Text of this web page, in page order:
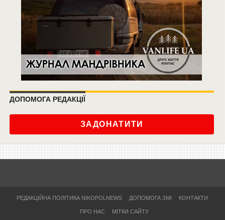
ДОПОМОГА РЕДАКЦІЇ
ЗАДОНАТИТИ
РЕДАКЦІЙНА ПОЛІТИКА NIKOPOLNEWS ДОПОМОГА ЗМІ КОНТАКТИ
ПРО НАС МІТКИ САЙТУ